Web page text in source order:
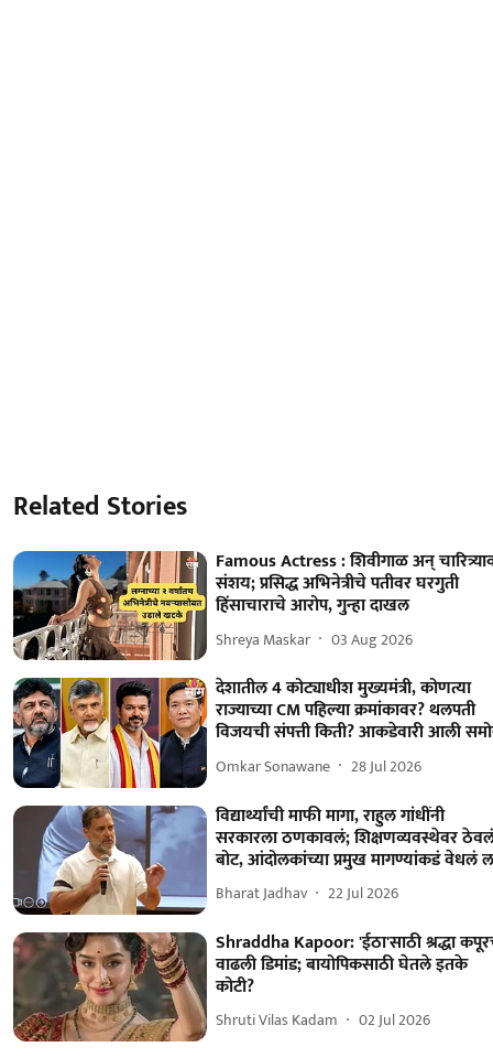
Related Stories
Famous Actress : शिवीगाळ अन्
संशय; प्रसिद्ध अभिनेत्रीचे पतीवर घरगुती
हिंसाचाराचे आरोप, गुन्हा दाखल
Shreya Maskar 03 Aug 2026
देशातील 4 कोट्याधीश मुख्यमंत्री, कोणत्या
राज्याच्या CM पहिल्या क्रमांकावर? थलपती
विजयची संपत्ती किती? आकडेवारी आली
Omkar Sonawane 28 Jul 2026
विद्यार्थ्यांची माफी मागा, राहुल गांधींनी
सरकारला ठणकावलं; शिक्षणव्यवस्थेवर
बोट, आंदोलकांच्या प्रमुख मागण्यांकडं वेधलं
Bharat Jadhav 22 Jul 2026
Shraddha Kapoor: 'ईठा'साठी श्रद्धा
वाढली डिमांड; बायोपिकसाठी घेतले इतके
कोटी?
Shruti Vilas Kadam 02 Jul 2026